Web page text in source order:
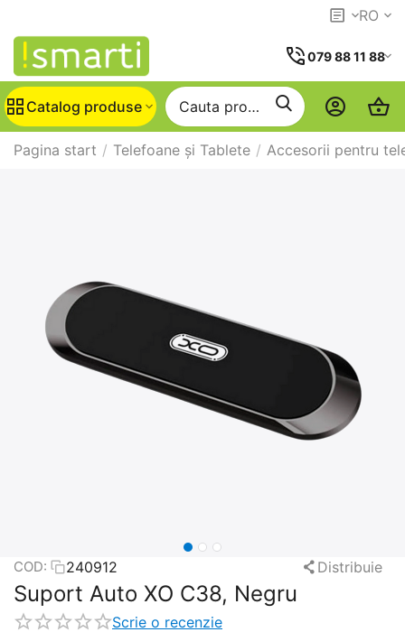
RO
079 88 11 88
Catalog produse
Pagina start / Telefoane și Tablete / Accesorii pentru
COD: 240912 Distribuie
Suport Auto XO C38, Negru
Scrie o recenzie